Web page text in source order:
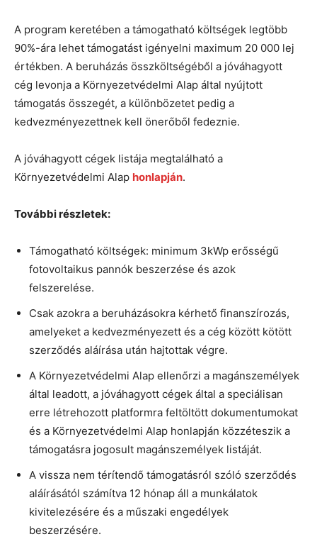
A program keretében a támogatható költségek legtöbb
90%-ára lehet támogatást igényelni maximum 20 000 lej
értékben. A beruházás összköltségéből a jóváhagyott
cég levonja a Környezetvédelmi Alap által nyújtott
támogatás összegét, a különbözetet pedig a
kedvezményezettnek kell önerőből fedeznie.
A jóváhagyott cégek listája megtalálható a
Környezetvédelmi Alap honlapján.
További részletek:
Támogatható költségek: minimum 3kWp erősségű
fotovoltaikus pannók beszerzése és azok
felszerelése.
Csak azokra a beruházásokra kérhető finanszírozás,
amelyeket a kedvezményezett és a cég között kötött
szerződés aláírása után hajtottak végre.
A Környezetvédelmi Alap ellenőrzi a magánszemélyek
által leadott, a jóváhagyott cégek által a speciálisan
erre létrehozott platformra feltöltött dokumentumokat
és a Környezetvédelmi Alap honlapján közzéteszik a
támogatásra jogosult magánszemélyek listáját.
A vissza nem térítendő támogatásról szóló szerződés
aláírásától számítva 12 hónap áll a munkálatok
kivitelezésére és a műszaki engedélyek
beszerzésére.